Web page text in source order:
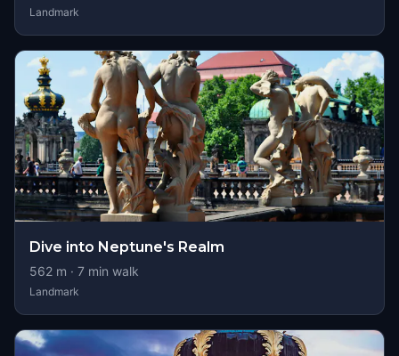
Landmark
Dive into Neptune's Realm
562 m · 7 min walk
Landmark